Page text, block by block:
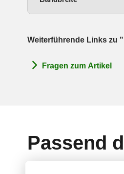
Weiterführende Links zu
Fragen zum Artikel
Passend